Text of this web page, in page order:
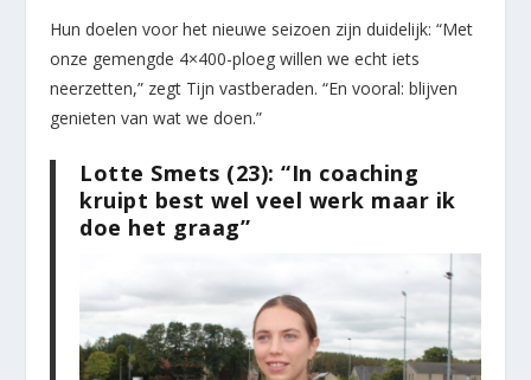
Hun doelen voor het nieuwe seizoen zijn duidelijk: “Met
onze gemengde 4×400-ploeg willen we echt iets
neerzetten,” zegt Tijn vastberaden. “En vooral: blijven
genieten van wat we doen.”
Lotte Smets (23): “In coaching
kruipt best wel veel werk maar ik
doe het graag”